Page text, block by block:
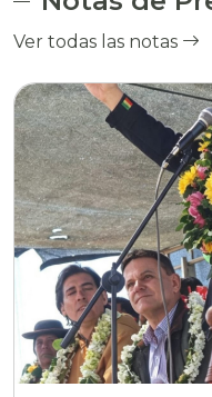
Ver todas las notas